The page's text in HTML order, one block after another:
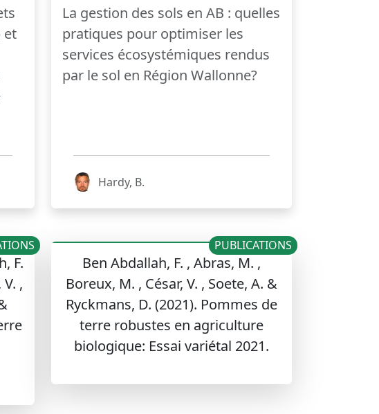
et
La gestion des sols en AB : quelles
pratiques pour optimiser les
services écosystémiques rendus
par le sol en Région Wallonne?
Hardy, B.
F.
,
Ben Abdallah, F. , Abras, M. ,
Boreux, M. , César, V. , Soete, A. &
Ryckmans, D. (2021). Pommes de
terre robustes en agriculture
biologique: Essai variétal 2021.
PUBLICATIONS